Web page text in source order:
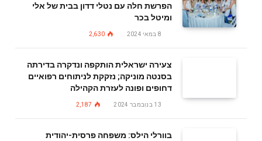
הפרשת חלה עם נטלי דדון בבית של אלי
ומיטל בכר
8 במאי 2024 2,630
צעירה ישראלית הותקפה ונדקרה בדירתה
בסנטה מוניקה; נזקקת לניתוחים רפואיים
דחופים ופונה לעזרת הקהילה
13 בנובמבר 2024 2,187
בוורלי הילס: משפחה פרסית-יהודית